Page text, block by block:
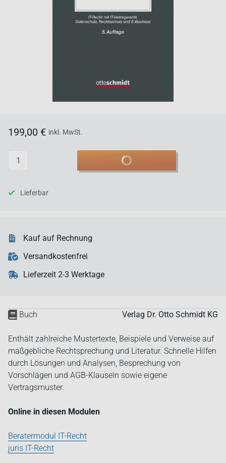
Buch Verlag Dr. Otto Schmidt KG
Enthält zahlreiche Mustertexte, Beispiele und Verweise auf
maßgebliche Rechtsprechung und Literatur. Schnelle Hilfen
durch Lösungen und Analysen, Besprechung von
Vorschlägen und AGB-Klauseln sowie eigene
Vertragsmuster.
Online in diesen Modulen
Beratermodul IT-Recht
juris IT-Recht
199,00 € inkl. MwSt.
Anzahl In den Warenkorb
Lieferbar
Kauf auf Rechnung
Versandkostenfrei
Lieferzeit 2-3 Werktage